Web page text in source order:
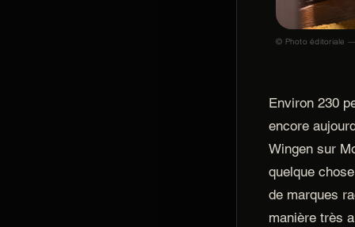
© Photo éditoriale
Environ 230
encore
Wingen sur
quelque
de marques
manière très